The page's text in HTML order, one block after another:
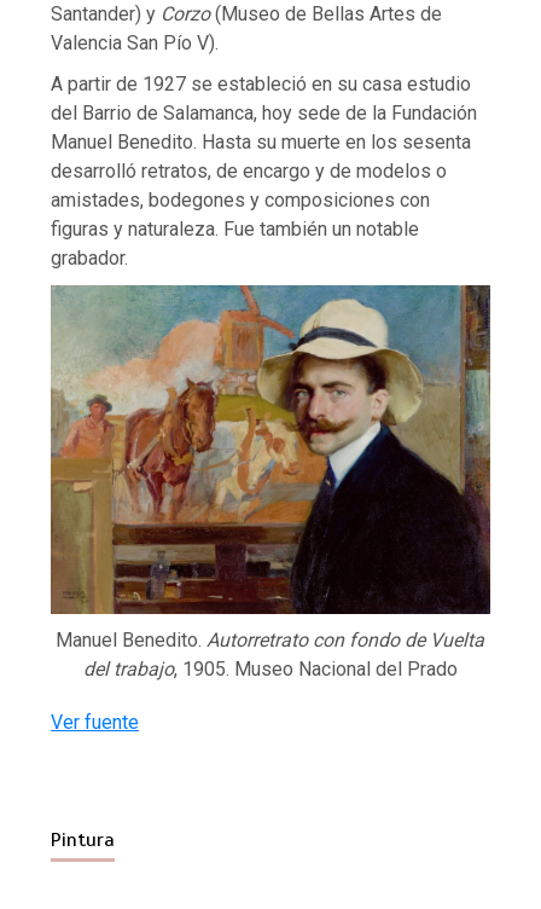
Santander) y Corzo(Museo de Bellas Artes de
Valencia San Pío V).
A partir de 1927 se estableció en su casa estudio
del Barrio de Salamanca, hoy sede de la Fundación
Manuel Benedito. Hasta su muerte en los sesenta
desarrolló retratos, de encargo y de modelos o
amistades, bodegones y composiciones con
figuras y naturaleza. Fue también un notable
grabador.
Manuel Benedito.Autorretrato con fondo de Vuelta
del trabajo, 1905. Museo Nacional del Prado
Ver fuente
Pintura